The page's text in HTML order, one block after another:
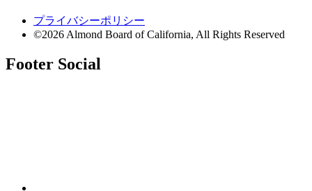
プライバシーポリシー
©2026 Almond Board of California, All Rights Reserved
Footer Social